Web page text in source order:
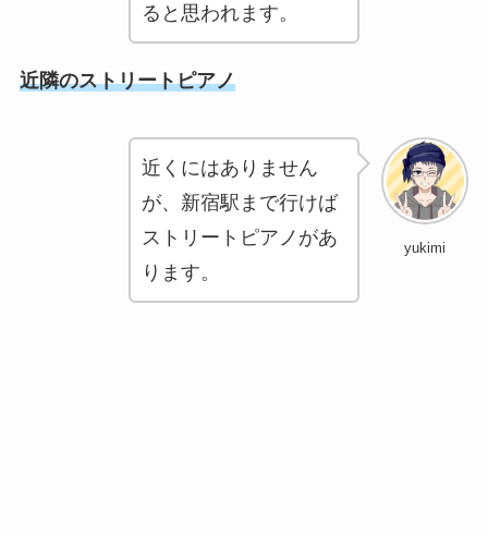
ると思われます。
近隣のストリートピアノ
yukimi
近くにはありません
が、新宿駅まで行けば
ストリートピアノがあ
ります。